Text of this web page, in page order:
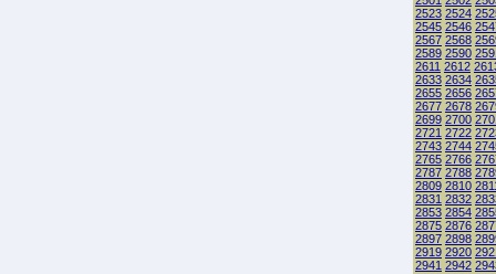
2523 2524
2545 2546
2567 2568
2589 2590
2611 2612
2633 2634
2655 2656
2677 2678
2699 2700
2721 2722
2743 2744
2765 2766
2787 2788
2809 2810
2831 2832
2853 2854
2875 2876
2897 2898
2919 2920
2941 2942